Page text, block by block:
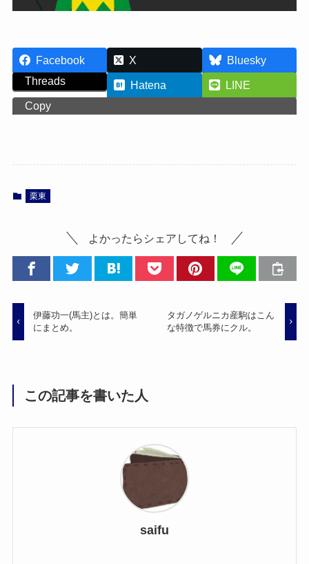
Facebook X
Bluesky
Threads
Hatena
LINE
Copy
栗東
よかったらシェアしてね！
伊藤功一(馬主)とは。簡単
にまとめ。
タガノゲルニカ産駒はこん
な特徴で馬券にクル。
この記事を書いた人
saifu